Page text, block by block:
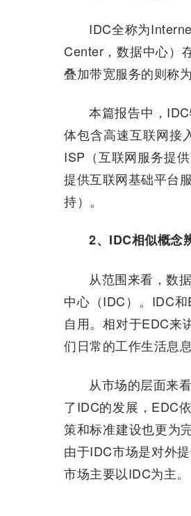
IDC全称为
Center，数据中心）
叠加带宽服务的则称
本篇报告中，
体包含高速互联网接
ISP（互联网服务提
提供互联网基础平台
持）。
2、IDC相似概念
从范围来看，数
中心（IDC）。IDC
自用。相对于EDC来
们日常的工作生活息息
从市场的层面来
了IDC的发展，EDC
策和标准建设也更为
由于IDC市场是对外
市场主要以IDC为主。